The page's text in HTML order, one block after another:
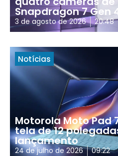
Snapdragon 7 Gen
3 de agosto de 2026 20:48
Notícias
Motorola Moto Pad
tela de 12
lançamento
24 de julho de 2026 09:22